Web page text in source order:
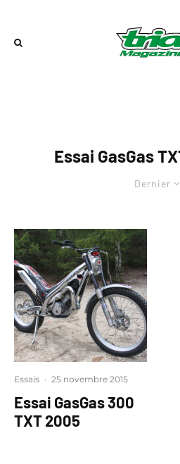
Essai GasGas
Dernier
Essais · 25 novembre 2015
Essai GasGas 300
TXT 2005